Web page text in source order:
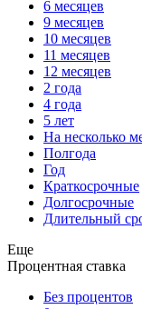
6 месяцев
9 месяцев
10 месяцев
11 месяцев
12 месяцев
2 года
4 года
5 лет
На несколько
Полгода
Год
Краткосрочные
Долгосрочные
Длительный
Еще
Процентная ставка
Без процентов